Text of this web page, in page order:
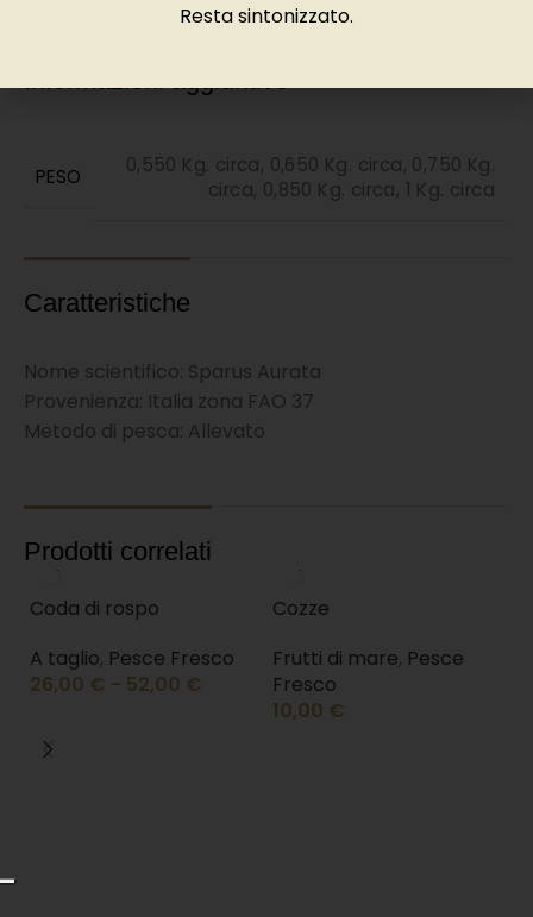
Informazioni aggiuntive
PESO 0,550 Kg. circa, 0,650 Kg. circa, 0,750 Kg.
circa, 0,850 Kg. circa, 1 Kg. circa
Caratteristiche
Nome scientifico: Sparus Aurata
Provenienza: Italia zona FAO 37
Metodo di pesca: Allevato
Prodotti correlati
Coda di rospo
A taglio, Pesce Fresco
26,00 € - 52,00 €
Cozze
Frutti di mare, Pesce
Fresco
10,00 €
Resta sintonizzato.